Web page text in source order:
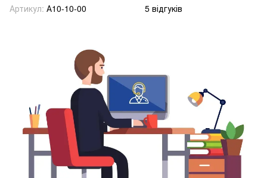
Артикул: А10-10-00 5 відгуків